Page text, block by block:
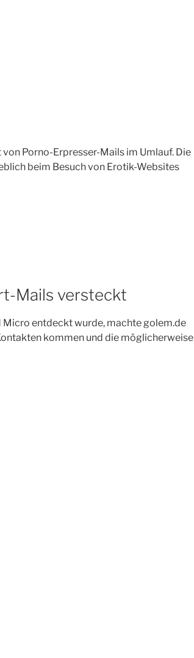
Porno-Erpresser-Mails im Umlauf. Die
beim Besuch von Erotik-Websites
Mails versteckt
Micro entdeckt wurde, machte golem.de
kommen und die möglicherweise